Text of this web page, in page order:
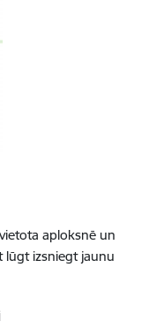
aploksnē un
lūgt izsniegt jaunu